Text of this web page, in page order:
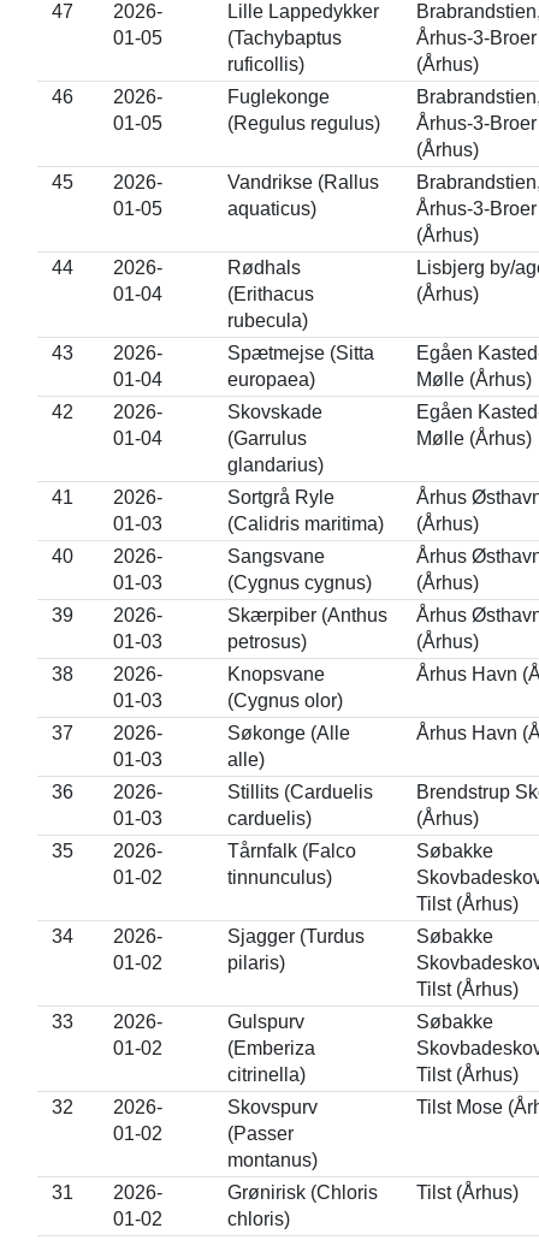
47
2026-
01-05
Lille Lappedykker
(Tachybaptus
ruficollis)
Århus-3-Broer
(Århus)
46
2026-
01-05
Fuglekonge
(Regulus regulus)
Århus-3-Broer
(Århus)
45
2026-
01-05
Vandrikse (Rallus
aquaticus)
Århus-3-Broer
(Århus)
44
2026-
01-04
Rødhals
(Erithacus
rubecula)
Lisbjerg by/
(Århus)
43
2026-
01-04
Spætmejse (Sitta
europaea)
Egåen
Mølle (Århus)
42
2026-
01-04
Skovskade
(Garrulus
glandarius)
Egåen
Mølle (Århus)
41
2026-
01-03
Sortgrå Ryle
(Calidris maritima)
Århus
(Århus)
40
2026-
01-03
Sangsvane
(Cygnus cygnus)
Århus
(Århus)
39
2026-
01-03
Skærpiber (Anthus
petrosus)
Århus
(Århus)
38
2026-
01-03
Knopsvane
(Cygnus olor)
Århus Havn
37
2026-
01-03
Søkonge (Alle
alle)
Århus Havn
36
2026-
01-03
Stillits (Carduelis
carduelis)
Brendstrup
(Århus)
35
2026-
01-02
Tårnfalk (Falco
tinnunculus)
Søbakke
Tilst (Århus)
34
2026-
01-02
Sjagger (Turdus
pilaris)
Søbakke
Tilst (Århus)
33
2026-
01-02
Gulspurv
(Emberiza
citrinella)
Søbakke
Tilst (Århus)
32
2026-
01-02
Skovspurv
(Passer
montanus)
Tilst Mose
31
2026-
01-02
Grønirisk (Chloris
chloris)
Tilst (Århus)